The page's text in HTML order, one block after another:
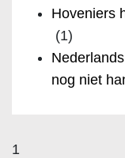
Hoveniers
(1)
nog niet
1